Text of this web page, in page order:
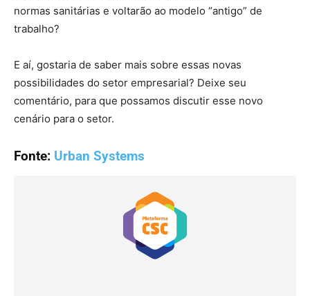
normas sanitárias e voltarão ao modelo “antigo” de
trabalho?
E aí, gostaria de saber mais sobre essas novas
possibilidades do setor empresarial? Deixe seu
comentário, para que possamos discutir esse novo
cenário para o setor.
Fonte: Urban Systems